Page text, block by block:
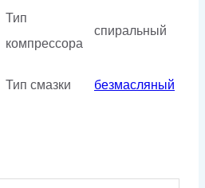
Тип
компрессора
спиральный
Тип смазки безмасляный